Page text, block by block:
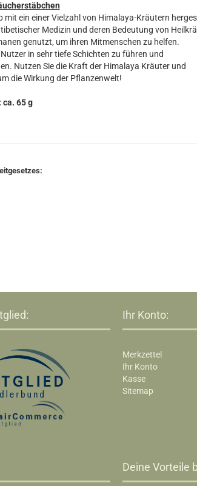
ein einer Vielzahl von Himalaya-Kräutern
Medizin und deren Bedeutung von
genutzt, um ihren Mitmenschen zu helfen.
in sehr tiefe Schichten zu führen und
Nutzen Sie die Kraft der Himalaya Kräuter und
die Wirkung der Pflanzenwelt!
ca. 65 g
Ihr Konto:
Merkzettel
Ihr Konto
Kasse
Sitemap
Deine Vorteile